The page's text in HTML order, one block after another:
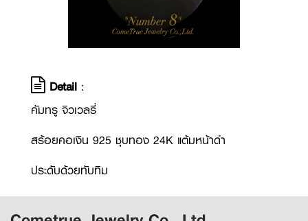
Detail :
คัมทรู จิวเวลรี่
สร้อยคอเงิน 925 ชุบทอง 24K แต้มหน้าดำ
ประดับด้วยทับทิม